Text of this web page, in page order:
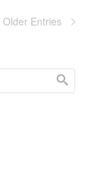
Older Entries